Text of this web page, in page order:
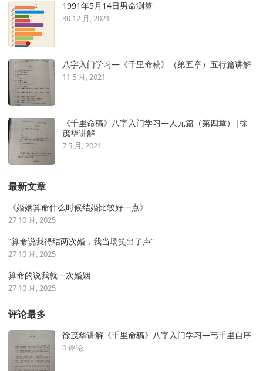
1991年5月14日男命测算
30 12 月, 2021
八字入门学习—《千里命稿》（第五章）五行篇讲解
11 5 月, 2021
《千里命稿》八字入门学习—人元篇（第四章）|徐
茂华讲解
7 5 月, 2021
最新文章
《婚姻算命什么时候结婚比较好一点》
27 10 月, 2025
“算命说我得结两次婚，我当场笑出了声”
27 10 月, 2025
算命的说我就一次婚姻
27 10 月, 2025
评论最多
徐茂华讲解《千里命稿》八字入门学习—韦千里自序
0 评论